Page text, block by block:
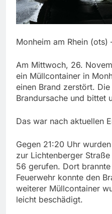
Monheim am Rhein (ots)
Am Mittwoch, 26.
ein Müllcontainer in
einen Brand zerstört.
Brandursache und bittet
Das war nach aktuellen
Gegen 21:20 Uhr
zur Lichtenberger
56 gerufen. Dort
Feuerwehr konnte den
weiterer Müllcontainer
leicht beschädigt.